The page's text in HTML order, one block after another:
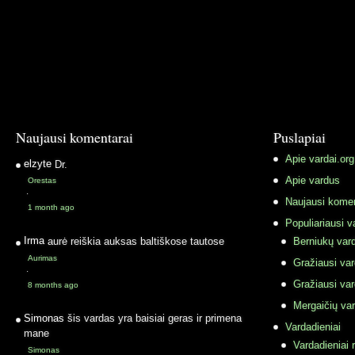
Naujausi komentarai
elzyte Dr.
Orestas
·
1 month ago
Irma aurė reiškia auksas baltiškose tautose
Aurimas
·
8 months ago
Simonas šis vardas yra baisiai geras ir primena
mane
Simonas
Puslapiai
Apie vardai.org
Apie vardus
Naujausi
Populiariausi
Berniukų
Gražiausi
Gražiausi
Mergaičių
Vardadieniai
Vardadieniai